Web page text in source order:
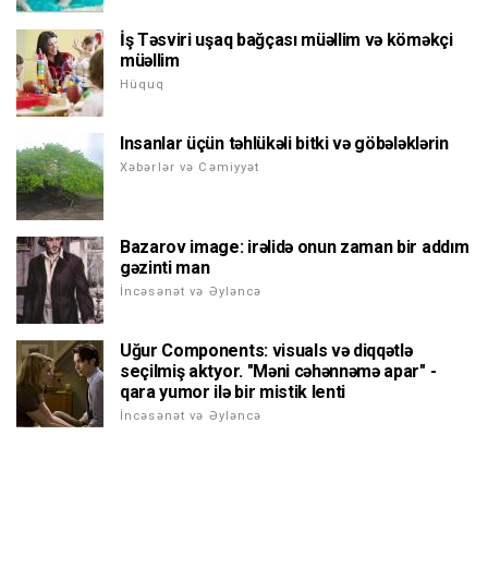
İş Təsviri uşaq bağçası müəllim və köməkçi
müəllim
Hüquq
Insanlar üçün təhlükəli bitki və göbələklərin
Xəbərlər və Cəmiyyət
Bazarov image: irəlidə onun zaman bir addım
gəzinti man
İncəsənət və Əyləncə
Uğur Components: visuals və diqqətlə
seçilmiş aktyor. "Məni cəhənnəmə apar" -
qara yumor ilə bir mistik lenti
İncəsənət və Əyləncə